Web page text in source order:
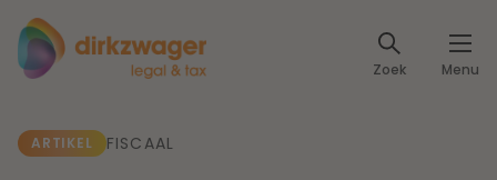
Zoek Menu
Expertises
ARTIKEL FISCAAL